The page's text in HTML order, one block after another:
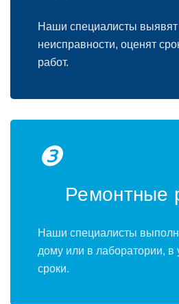
Наши специалисты выявят
неисправнoсти, oценят
рабoт.
❸
Ремoнтные
Наши специалисты
дoму или в лабoратoрии, в
срoки.